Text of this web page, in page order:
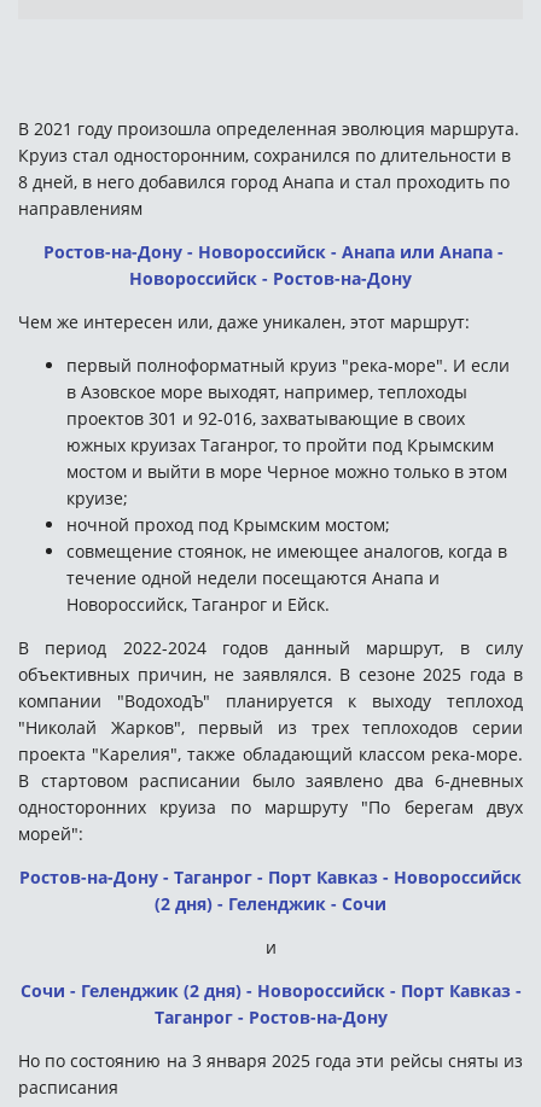
В 2021 году произошла определенная эволюция маршрута.
Круиз стал односторонним, сохранился по длительности в
8 дней, в него добавился город Анапа и стал проходить по
направлениям
Ростов-на-Дону - Новороссийск - Анапа или Анапа -
Новороссийск - Ростов-на-Дону
Чем же интересен или, даже уникален, этот маршрут:
первый полноформатный круиз "река-море". И если
в Азовское море выходят, например, теплоходы
проектов 301 и 92-016, захватывающие в своих
южных круизах Таганрог, то пройти под Крымским
мостом и выйти в море Черное можно только в этом
круизе;
ночной проход под Крымским мостом;
совмещение стоянок, не имеющее аналогов, когда в
течение одной недели посещаются Анапа и
Новороссийск, Таганрог и Ейск.
В период 2022-2024 годов данный маршрут, в силу
объективных причин, не заявлялся. В сезоне 2025 года в
компании "ВодоходЪ" планируется к выходу теплоход
"Николай Жарков", первый из трех теплоходов серии
проекта "Карелия", также обладающий классом река-море.
В стартовом расписании было заявлено два 6-дневных
односторонних круиза по маршруту "По берегам двух
морей":
Ростов-на-Дону - Таганрог - Порт Кавказ - Новороссийск
(2 дня) - Геленджик - Сочи
и
Сочи - Геленджик (2 дня) - Новороссийск - Порт Кавказ -
Таганрог - Ростов-на-Дону
Но по состоянию на 3 января 2025 года эти рейсы сняты из
расписания